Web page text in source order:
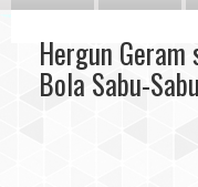
Hergun
Bola Sabu-